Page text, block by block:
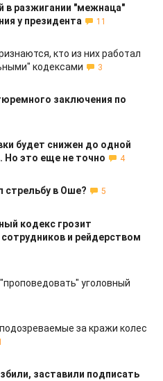
в разжигании "межнаца"
у президента
11
кто из них работал
кодексами
3
заключения по
будет снижен до одной
Но это еще не точно
4
стрельбу в Оше?
5
кодекс грозит
и рейдерством
уголовный
за кражи колес
заставили подписать